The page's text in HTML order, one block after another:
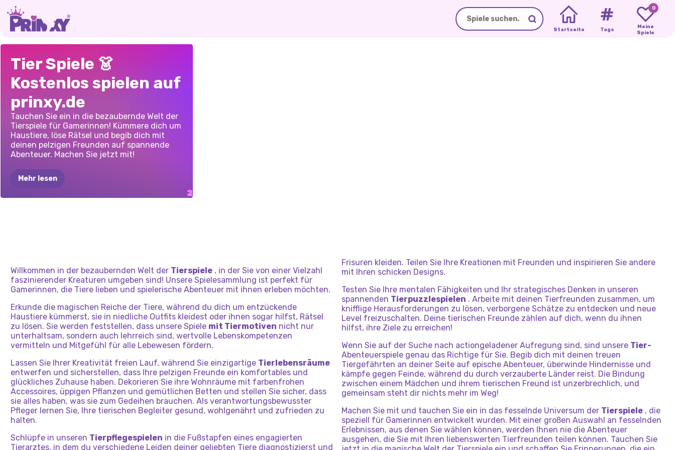
Startseite Tags
0
Meine
Spiele
TEEHAUS:
TIERCAFÉ
MEINE
HAUSTIERE
Tier Spiele 👗
Kostenlos spielen auf
prinxy.de
Tauchen Sie ein in die bezaubernde Welt der
Tierspiele für Gamerinnen! Kümmere dich um
Haustiere, löse Rätsel und begib dich mit
deinen pelzigen Freunden auf spannende
Abenteuer. Machen Sie jetzt mit!
Mehr lesen
Willkommen in der bezaubernden Welt der Tierspiele , in der Sie von einer Vielzahl
faszinierender Kreaturen umgeben sind! Unsere Spielesammlung ist perfekt für
Gamerinnen, die Tiere lieben und spielerische Abenteuer mit ihnen erleben möchten.
Erkunde die magischen Reiche der Tiere, während du dich um entzückende
Haustiere kümmerst, sie in niedliche Outfits kleidest oder ihnen sogar hilfst, Rätsel
zu lösen. Sie werden feststellen, dass unsere Spiele mit Tiermotiven nicht nur
unterhaltsam, sondern auch lehrreich sind, wertvolle Lebenskompetenzen
vermitteln und Mitgefühl für alle Lebewesen fördern.
Lassen Sie Ihrer Kreativität freien Lauf, während Sie einzigartige Tierlebensräume
entwerfen und sicherstellen, dass Ihre pelzigen Freunde ein komfortables und
glückliches Zuhause haben. Dekorieren Sie ihre Wohnräume mit farbenfrohen
Accessoires, üppigen Pflanzen und gemütlichen Betten und stellen Sie sicher, dass
sie alles haben, was sie zum Gedeihen brauchen. Als verantwortungsbewusster
Pfleger lernen Sie, Ihre tierischen Begleiter gesund, wohlgenährt und zufrieden zu
halten.
Schlüpfe in unseren Tierpflegespielen in die Fußstapfen eines engagierten
Tierarztes, in dem du verschiedene Leiden deiner geliebten Tiere diagnostizierst und
Frisuren kleiden. Teilen Sie Ihre Kreationen mit Freunden und inspirieren Sie andere
mit Ihren schicken Designs.
Testen Sie Ihre mentalen Fähigkeiten und Ihr strategisches Denken in unseren
spannenden Tierpuzzlespielen . Arbeite mit deinen Tierfreunden zusammen, um
knifflige Herausforderungen zu lösen, verborgene Schätze zu entdecken und neue
Level freizuschalten. Deine tierischen Freunde zählen auf dich, wenn du ihnen
hilfst, ihre Ziele zu erreichen!
Wenn Sie auf der Suche nach actiongeladener Aufregung sind, sind unsere Tier-
Abenteuerspiele genau das Richtige für Sie. Begib dich mit deinen treuen
Tiergefährten an deiner Seite auf epische Abenteuer, überwinde Hindernisse und
kämpfe gegen Feinde, während du durch verzauberte Länder reist. Die Bindung
zwischen einem Mädchen und ihrem tierischen Freund ist unzerbrechlich, und
gemeinsam steht dir nichts mehr im Weg!
Machen Sie mit und tauchen Sie ein in das fesselnde Universum der Tierspiele , die
speziell für Gamerinnen entwickelt wurden. Mit einer großen Auswahl an fesselnden
Erlebnissen, aus denen Sie wählen können, werden Ihnen nie die Abenteuer
ausgehen, die Sie mit Ihren liebenswerten Tierfreunden teilen können. Tauchen Sie